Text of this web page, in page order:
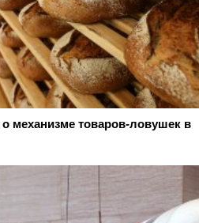
о механизме товаров-ловушек в